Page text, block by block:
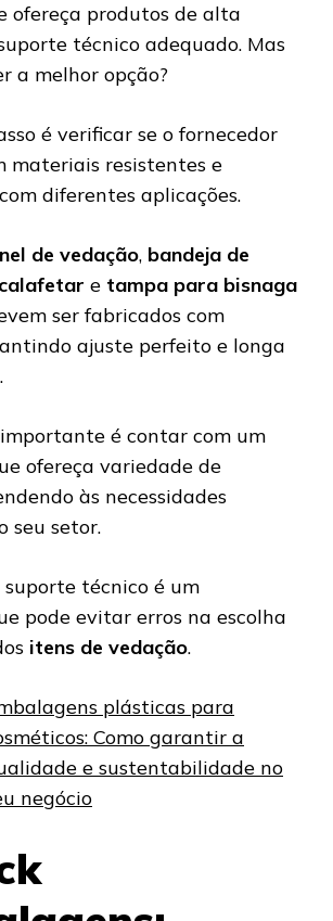
ofereça produtos de alta
técnico adequado. Mas
a melhor opção?
é verificar se o fornecedor
materiais resistentes e
diferentes aplicações.
de vedação, bandeja de
e tampa para bisnaga
ser fabricados com
ajuste perfeito e longa
é contar com um
ofereça variedade de
às necessidades
seu setor.
suporte técnico é um
pode evitar erros na escolha
itens de vedação.
plásticas para
Como garantir a
e sustentabilidade no
negócio